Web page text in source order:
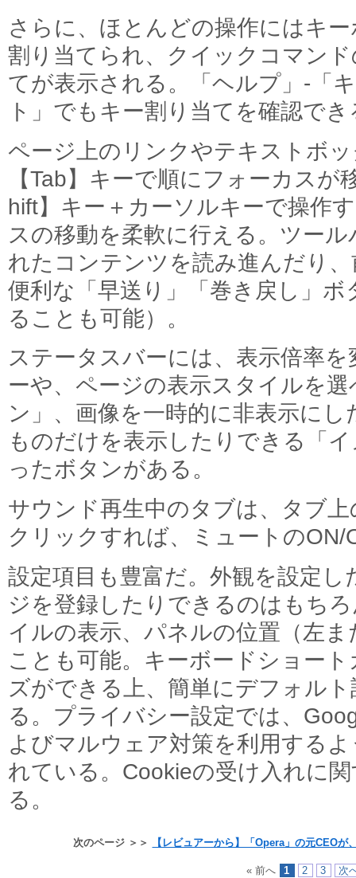
さらに、ほとんどの操作にはキ
割り当てられ、クイックコマン
てが表示される。「ヘルプ」-「
ト」でもキー割り当てを確認でき
ページ上のリンクやテキストボ
【Tab】キーで順にフォーカス
hift】キー＋カーソルキーで操作
スの移動を柔軟に行える。ツー
れたコンテンツを読み進んだり
便利な「早送り」「巻き戻し」
ることも可能）。
ステータスバーには、表示倍率
ーや、ページの表示スタイルを
ン」、画像を一時的に非表示に
ものだけを表示したりできる「
ったボタンがある。
サウンド再生中のタブは、タブ
クリックすれば、ミュートのON/
設定項目も豊富だ。外観を設定
ジを登録したりできるのはもち
イルの表示、パネルの位置（左
ことも可能。キーボードショー
ズができる上、簡単にデフォル
る。プライバシー設定では、
よびマルウェア対策を利用する
れている。Cookieの受け入れに
る。
次のページ ＞＞ 【レビュアーから】「Opera」の元CEO
« 前へ 1 2 3 次